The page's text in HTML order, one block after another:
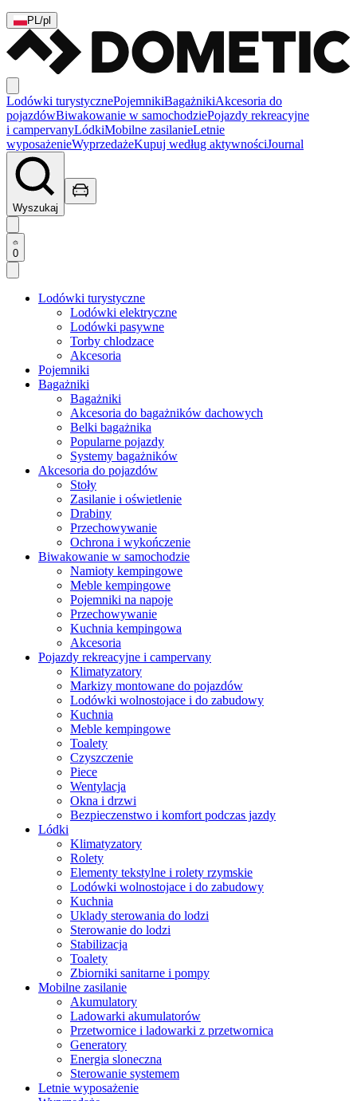
PL/pl
Lodówki turystycznePojemnikiBagażnikiAkcesoria do
pojazdówBiwakowanie w samochodziePojazdy rekreacyjne
i campervanyLódkiMobilne zasilanieLetnie
wyposażenieWyprzedażeKupuj według aktywnościJournal
Wyszukaj
0
Lodówki turystyczne
Lodówki elektryczne
Lodówki pasywne
Torby chlodzace
Akcesoria
Pojemniki
Bagażniki
Bagażniki
Akcesoria do bagażników dachowych
Belki bagażnika
Popularne pojazdy
Systemy bagażników
Akcesoria do pojazdów
Stoły
Zasilanie i oświetlenie
Drabiny
Przechowywanie
Ochrona i wykończenie
Biwakowanie w samochodzie
Namioty kempingowe
Meble kempingowe
Pojemniki na napoje
Przechowywanie
Kuchnia kempingowa
Akcesoria
Pojazdy rekreacyjne i campervany
Klimatyzatory
Markizy montowane do pojazdów
Lodówki wolnostojace i do zabudowy
Kuchnia
Meble kempingowe
Toalety
Czyszczenie
Piece
Wentylacja
Okna i drzwi
Bezpieczenstwo i komfort podczas jazdy
Lódki
Klimatyzatory
Rolety
Elementy tekstylne i rolety rzymskie
Lodówki wolnostojace i do zabudowy
Kuchnia
Uklady sterowania do lodzi
Sterowanie do lodzi
Stabilizacja
Toalety
Zbiorniki sanitarne i pompy
Mobilne zasilanie
Akumulatory
Ladowarki akumulatorów
Przetwornice i ladowarki z przetwornica
Generatory
Energia sloneczna
Sterowanie systemem
Letnie wyposażenie